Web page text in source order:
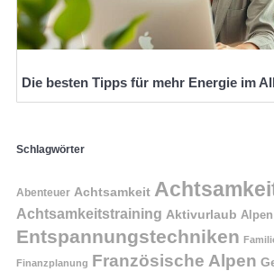
Die besten Tipps für mehr Energie im
Schlagwörter
Abenteuer Achtsamkeit
Achtsamkeitstraining Aktivurlaub Alpen
Entspannungstechniken
Finanzplanung Französische Alpen